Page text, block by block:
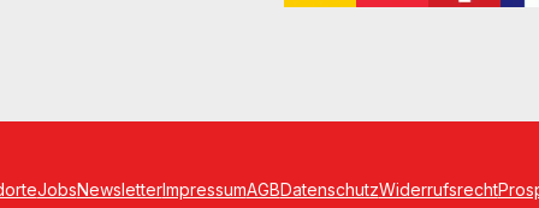
JobsNewsletterImpressumAGBDatenschutzWiderrufsrecht